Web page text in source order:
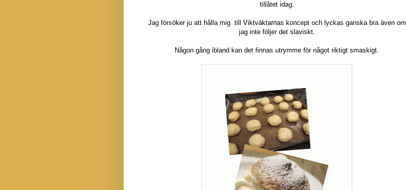
tillåtet idag.
Jag försöker ju att hålla mig till Viktväktarnas koncept och lyckas ganska bra även om
jag inte följer det slaviskt.
Någon gång ibland kan det finnas utrymme för något riktigt smaskigt.